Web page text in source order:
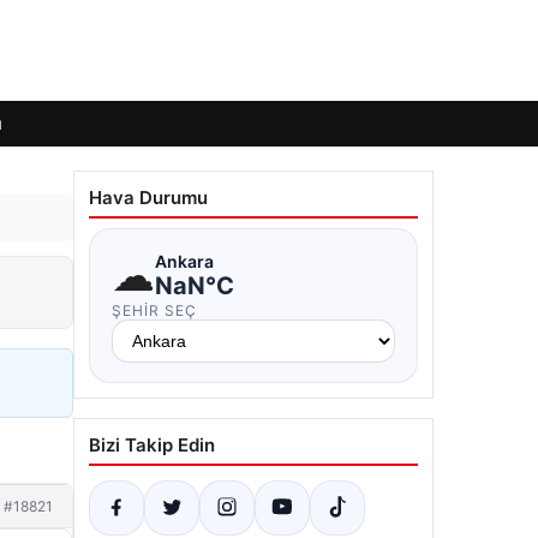
#18821
Hava Durumu
☁Ankara
NaN°C
ŞEHIR SEÇ
Bizi Takip Edin